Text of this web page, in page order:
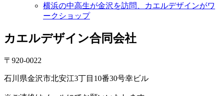
横浜の中高生が金沢を訪問、カエルデザインがワ
ークショップ
カエルデザイン合同会社
〒920-0022
石川県金沢市北安江3丁目10番30号幸ビル